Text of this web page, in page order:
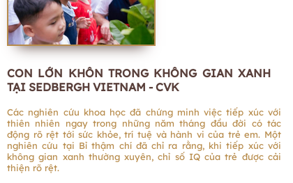
CON LỚN KHÔN TRONG KHÔNG GIAN XANH
TẠI SEDBERGH VIETNAM - CVK
Các nghiên cứu khoa học đã chứng minh việc tiếp xúc với
thiên nhiên ngay trong những năm tháng đầu đời có tác
động rõ rệt tới sức khỏe, trí tuệ và hành vi của trẻ em. Một
nghiên cứu tại Bỉ thậm chí đã chỉ ra rằng, khi tiếp xúc với
không gian xanh thường xuyên, chỉ số IQ của trẻ được cải
thiện rõ rệt.